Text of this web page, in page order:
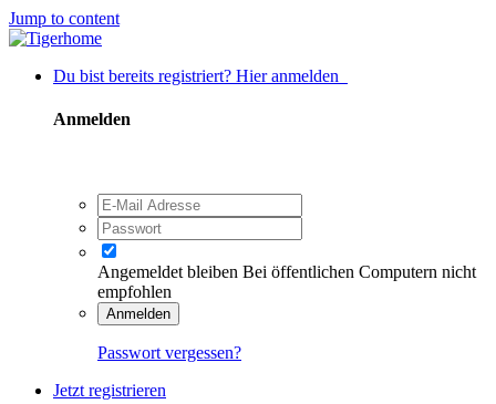
Jump to content
Du bist bereits registriert? Hier anmelden
Anmelden
Angemeldet bleiben Bei öffentlichen Computern nicht
empfohlen
Anmelden
Passwort vergessen?
Jetzt registrieren